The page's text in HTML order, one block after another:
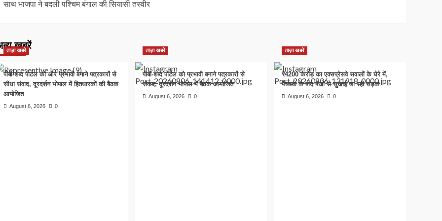
साथ भाजपा ने बदली पश्चिम बंगाल की सियासी तस्वीर
खबरें
ताज़ा खबरें
पीबी-शब्द पोर्टल को और प्रभावी बनाने पत्रकारों से
सीधा संवाद, दूरदर्शन भोपाल में हितधारकों की बैठक
आयोजित
August 6, 2026 0
ताज़ा खबरें
पीबी-शब्द पोर्टल को प्रभावी बनाने पत्रकारों से
संवाद, दूरदर्शन भोपाल में बैठक आयोजित
August 6, 2026 0
ताज़ा खबरें
₹4200 करोड़ का एक्सप्रेसवे सवालों के घेरे में,
पैचवर्क के बाद पंखों से सुखाई जा रही सड़क
August 6, 2026 0